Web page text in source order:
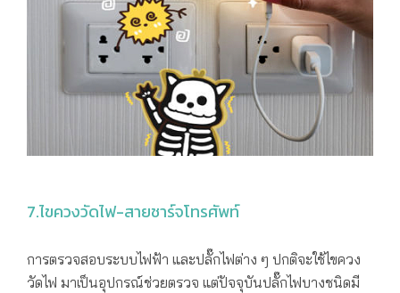
7.ไขควงวัดไฟ-สายชาร์จโทรศัพท์
การตรวจสอบระบบไฟฟ้า และปลั๊กไฟต่าง ๆ ปกติจะใช้ไขควง
วัดไฟ มาเป็นอุปกรณ์ช่วยตรวจ แต่ปัจจุบันปลั๊กไฟบางชนิดมี